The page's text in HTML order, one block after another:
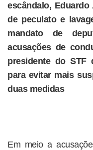
escândalo, Eduardo
de peculato e
mandato de
acusações de
presidente do STF
para evitar mais
duas medidas
Em meio a